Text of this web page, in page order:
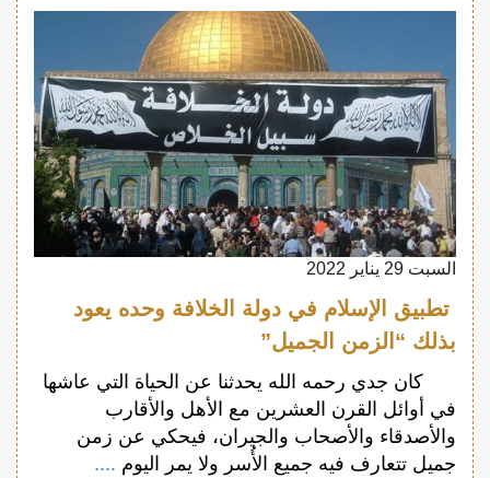
السبت 29 يناير 2022
تطبيق الإسلام في دولة الخلافة وحده يعود
بذلك “الزمن الجميل”
كان جدي رحمه الله يحدثنا عن الحياة التي عاشها
في أوائل القرن العشرين مع الأهل والأقارب
والأصدقاء والأصحاب والجيران، فيحكي عن زمن
جميل تتعارف فيه جميع الأُسر ولا يمر اليوم ....